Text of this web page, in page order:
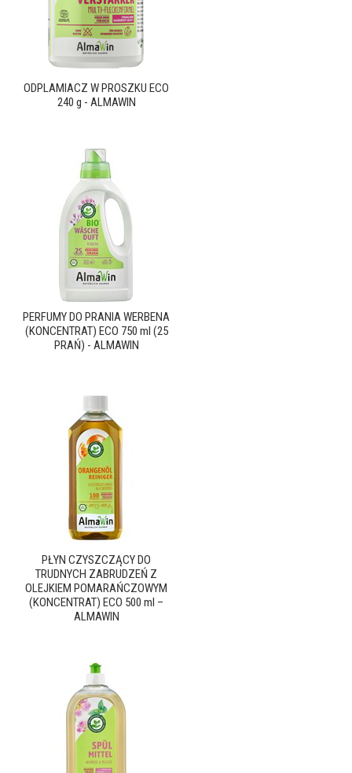
ODPLAMIACZ W PROSZKU ECO
240 g - ALMAWIN
PERFUMY DO PRANIA WERBENA
(KONCENTRAT) ECO 750 ml (25
PRAŃ) - ALMAWIN
PŁYN CZYSZCZĄCY DO
TRUDNYCH ZABRUDZEŃ Z
OLEJKIEM POMARAŃCZOWYM
(KONCENTRAT) ECO 500 ml –
ALMAWIN